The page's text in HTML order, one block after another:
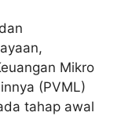
Mikro
(PVML)
tahap awal